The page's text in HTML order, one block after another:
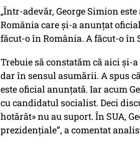
„Într-adevăr, George Simion
România care și-a anunțat
făcut-o în România. A făcut-o în
Trebuie să constatăm că aici și-
dar în sensul asumării. A spus
este oficial anunțată. Iar acum
cu candidatul socialist. Deci
hotărât» nu au suport. În SUA,
prezidențiale”, a comentat